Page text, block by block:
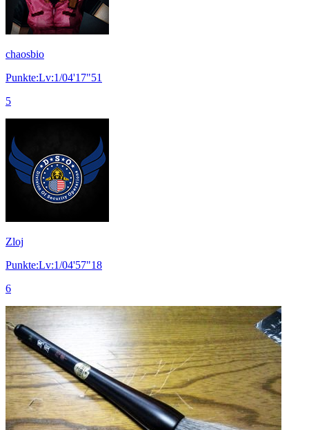
chaosbio
Punkte:Lv:1/04'17"51
5
Zloj
Punkte:Lv:1/04'57"18
6